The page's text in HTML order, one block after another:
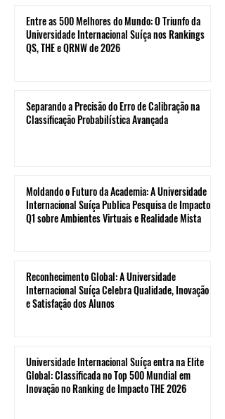
Entre as 500 Melhores do Mundo: O Triunfo da
Universidade Internacional Suíça nos Rankings
QS, THE e QRNW de 2026
Separando a Precisão do Erro de Calibração na
Classificação Probabilística Avançada
Moldando o Futuro da Academia: A Universidade
Internacional Suíça Publica Pesquisa de Impacto
Q1 sobre Ambientes Virtuais e Realidade Mista
Reconhecimento Global: A Universidade
Internacional Suíça Celebra Qualidade, Inovação
e Satisfação dos Alunos
Universidade Internacional Suíça entra na Elite
Global: Classificada no Top 500 Mundial em
Inovação no Ranking de Impacto THE 2026